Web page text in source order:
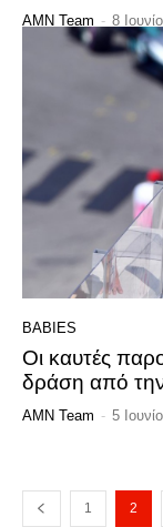
AMN Team - 8
BABIES
Οι καυτές
δράση από
AMN Team - 5
1 2